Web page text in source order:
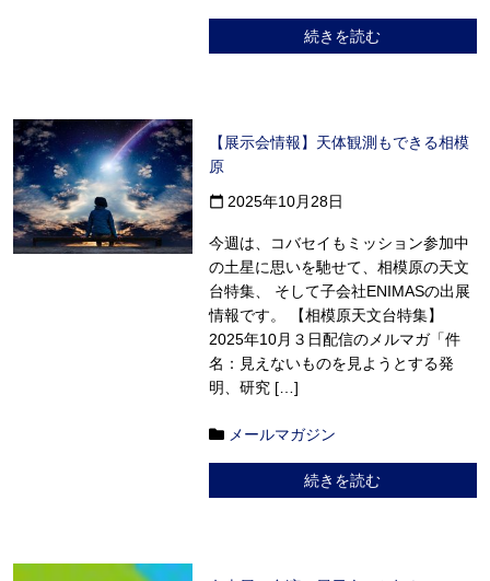
続きを読む
【展示会情報】天体観測もできる相模
原
calendar_today 2025年10月28日
今週は、コバセイもミッション参加中
の土星に思いを馳せて、相模原の天文
台特集、 そして子会社ENIMASの出展
情報です。 【相模原天文台特集】
2025年10月３日配信のメルマガ「件
名：見えないものを見ようとする発
明、研究 […]
メールマガジン
続きを読む